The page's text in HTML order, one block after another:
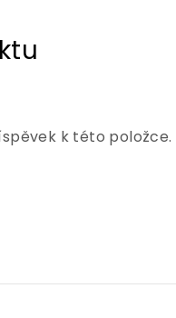
k této položce.